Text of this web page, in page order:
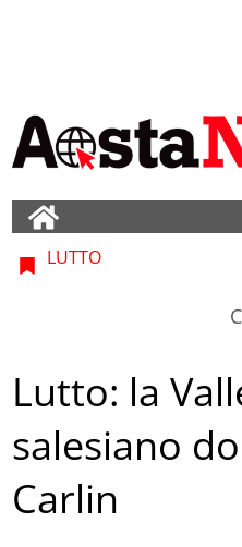
LUTTO
Lutto: la
salesiano
Carlin